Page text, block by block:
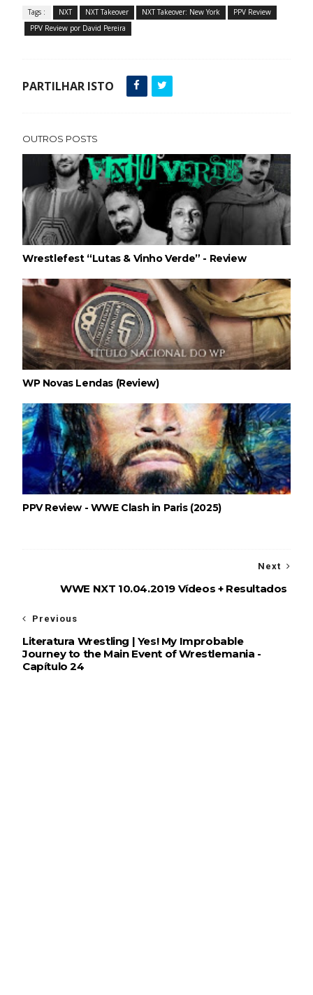
Tags : NXT NXT Takeover NXT Takeover: New York
PPV Review
PPV Review por David Pereira
PARTILHAR ISTO
OUTROS POSTS
Wrestlefest “Lutas & Vinho Verde” - Review
WP Novas Lendas (Review)
PPV Review - WWE Clash in Paris (2025)
Next
WWE NXT 10.04.2019 Vídeos + Resultados
Previous
Literatura Wrestling | Yes! My Improbable
Journey to the Main Event of Wrestlemania -
Capítulo 24